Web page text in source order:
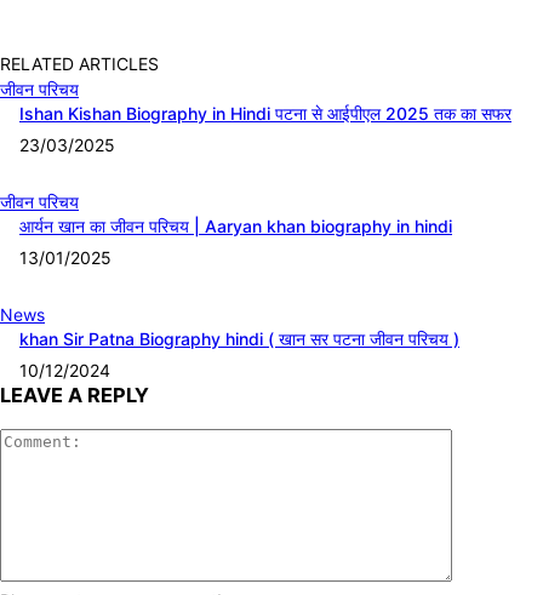
RELATED ARTICLES
जीवन परिचय
Ishan Kishan Biography in Hindi पटना से आईपीएल 2025 तक का सफर
23/03/2025
जीवन परिचय
आर्यन खान का जीवन परिचय | Aaryan khan biography in hindi
13/01/2025
News
khan Sir Patna Biography hindi ( खान सर पटना जीवन परिचय )
10/12/2024
LEAVE A REPLY